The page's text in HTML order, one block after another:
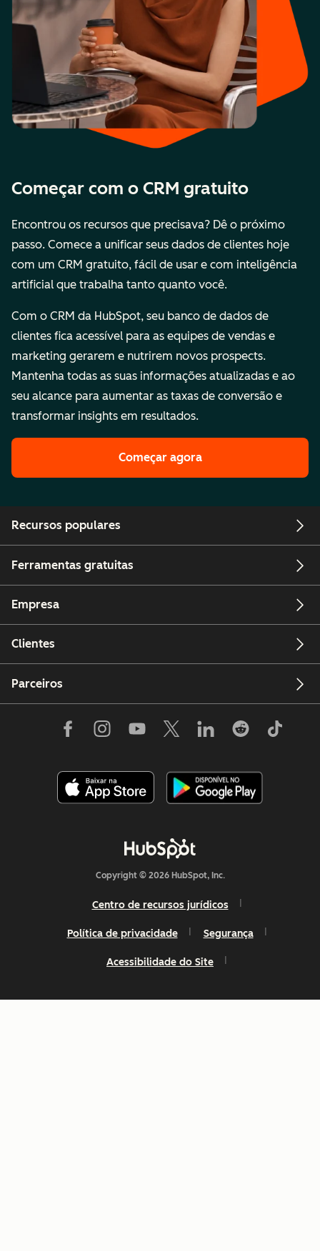
Começar com o CRM gratuito
Encontrou os recursos que precisava? Dê o próximo
passo. Comece a unificar seus dados de clientes hoje
com um CRM gratuito, fácil de usar e com inteligência
artificial que trabalha tanto quanto você.
Com o CRM da HubSpot, seu banco de dados de
clientes fica acessível para as equipes de vendas e
marketing gerarem e nutrirem novos prospects.
Mantenha todas as suas informações atualizadas e ao
seu alcance para aumentar as taxas de conversão e
transformar insights em resultados.
Começar agora
Recursos populares
Ferramentas gratuitas
Empresa
Clientes
Parceiros
Copyright © 2026 HubSpot, Inc.
Centro de recursos jurídicos
Política de privacidade Segurança
Acessibilidade do Site